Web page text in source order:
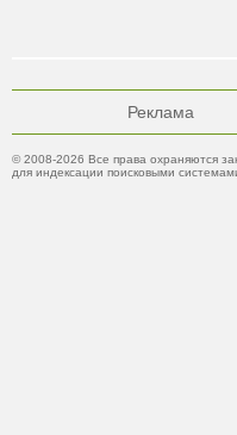
Реклама
© 2008-2026 Все права охраняются
для индексации поисковыми